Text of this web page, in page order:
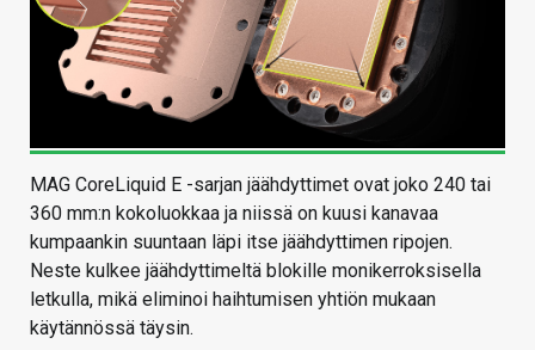
MAG CoreLiquid E -sarjan jäähdyttimet ovat joko 240 tai
360 mm:n kokoluokkaa ja niissä on kuusi kanavaa
kumpaankin suuntaan läpi itse jäähdyttimen ripojen.
Neste kulkee jäähdyttimeltä blokille monikerroksisella
letkulla, mikä eliminoi haihtumisen yhtiön mukaan
käytännössä täysin.